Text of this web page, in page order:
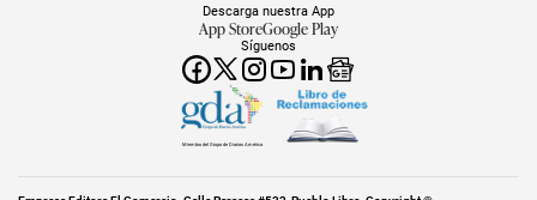
Síguenos
Descarga nuestra App
App StoreGoogle Play
Miembro del Grupo de Diarios América